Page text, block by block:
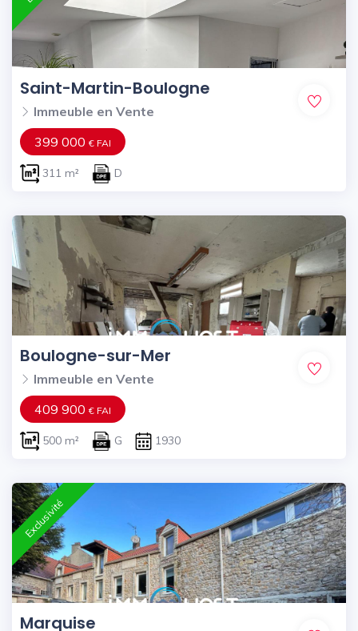
Saint-Martin-Boulogne
Immeuble en Vente
399 000€ FAI
311 m² D
Boulogne-sur-Mer
Immeuble en Vente
409 900€ FAI
500 m² G 1930
Exclusivité
Marquise